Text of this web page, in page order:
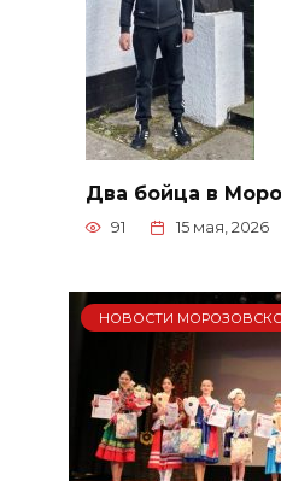
Два бойца в
91 15 мая, 2026
НОВОСТИ